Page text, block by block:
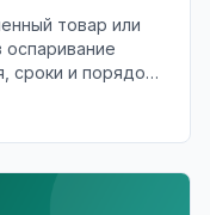
товар или
сроки и порядок